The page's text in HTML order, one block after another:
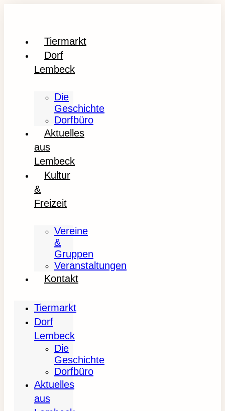
Tiermarkt
Dorf
Lembeck
Die
Geschichte
Dorfbüro
Aktuelles
aus
Lembeck
Kultur
&
Freizeit
Vereine
&
Gruppen
Veranstaltungen
Kontakt
Tiermarkt
Dorf
Lembeck
Die
Geschichte
Dorfbüro
Aktuelles
aus